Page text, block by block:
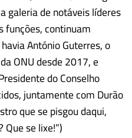
galeria de notáveis líderes
funções, continuam
António Guterres, o
ONU desde 2017, e
do Conselho
juntamente com Durão
que se pisgou daqui,
Que se lixe!”)